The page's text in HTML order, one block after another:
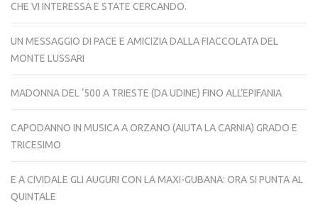
CHE VI INTERESSA E STATE CERCANDO.
UN MESSAGGIO DI PACE E AMICIZIA DALLA FIACCOLATA DEL
MONTE LUSSARI
MADONNA DEL ‘500 A TRIESTE (DA UDINE) FINO ALL’EPIFANIA
CAPODANNO IN MUSICA A ORZANO (AIUTA LA CARNIA) GRADO E
TRICESIMO
E A CIVIDALE GLI AUGURI CON LA MAXI-GUBANA: ORA SI PUNTA AL
QUINTALE